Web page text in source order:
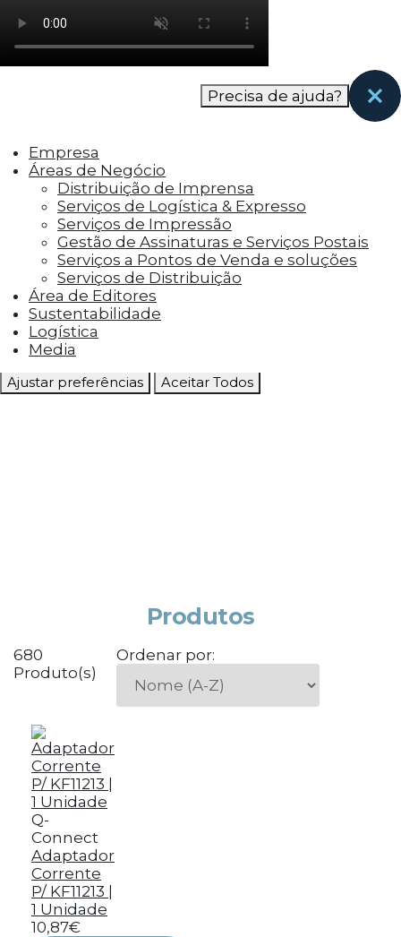
como os visitantes interagem com o site. Esses
cookies ajudam a fornecer informações sobre
as métricas do número de visitantes, taxa de
rejeição, origem do tráfego, etc.
funcionalidades, como compartilhar o
conteúdo do site em plataformas de social
media, coletar feedbacks e outros recursos de
terceiros.
Cookies Marketing
Os cookies de marketing são usados para
entregar aos visitantes anúncios
personalizados com base nas páginas que eles
visitaram antes e analisar a eficácia da
campanha publicitária.
Ajustar preferências Aceitar Todos
Precisa de ajuda?
Empresa
Áreas de Negócio
Distribuição de Imprensa
Serviços de Logística & Expresso
Serviços de Impressão
Gestão de Assinaturas e Serviços Postais
Serviços a Pontos de Venda e soluções
Serviços de Distribuição
Área de Editores
Sustentabilidade
Logística
Media
Produtos
680
Produto(s)
Ordenar por:
Q-
Connect
Adaptador
Corrente
P/ KF11213 |
1 Unidade
10,87€